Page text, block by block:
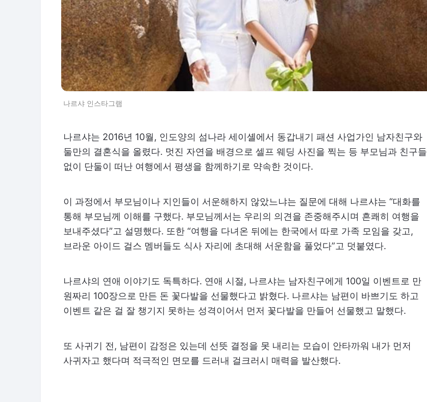
나르샤 인스타그램
나르샤는 2016년 10월, 인도양의 섬나라 세이셸에서 동갑내기 패션 사업가인 남자친구와
둘만의 결혼식을 올렸다. 멋진 자연을 배경으로 셀프 웨딩 사진을 찍는 등 부모님과 친구들
없이 단둘이 떠난 여행에서 평생을 함께하기로 약속한 것이다.
이 과정에서 부모님이나 지인들이 서운해하지 않았느냐는 질문에 대해 나르샤는 “대화를
통해 부모님께 이해를 구했다. 부모님께서는 우리의 의견을 존중해주시며 흔쾌히 여행을
보내주셨다”고 설명했다. 또한 “여행을 다녀온 뒤에는 한국에서 따로 가족 모임을 갖고,
브라운 아이드 걸스 멤버들도 식사 자리에 초대해 서운함을 풀었다”고 덧붙였다.
나르샤의 연애 이야기도 독특하다. 연애 시절, 나르샤는 남자친구에게 100일 이벤트로 만
원짜리 100장으로 만든 돈 꽃다발을 선물했다고 밝혔다. 나르샤는 남편이 바쁘기도 하고
이벤트 같은 걸 잘 챙기지 못하는 성격이어서 먼저 꽃다발을 만들어 선물했고 말했다.
또 사귀기 전, 남편이 감정은 있는데 선뜻 결정을 못 내리는 모습이 안타까워 내가 먼저
사귀자고 했다며 적극적인 면모를 드러내 걸크러시 매력을 발산했다.